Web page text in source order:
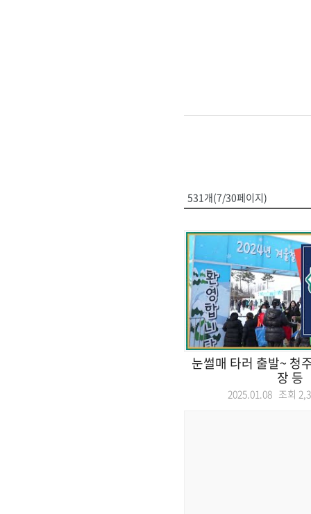
531개(7/30페이지)
눈썰매 타러 출발~ 청
장 등
2025.01.08 조회